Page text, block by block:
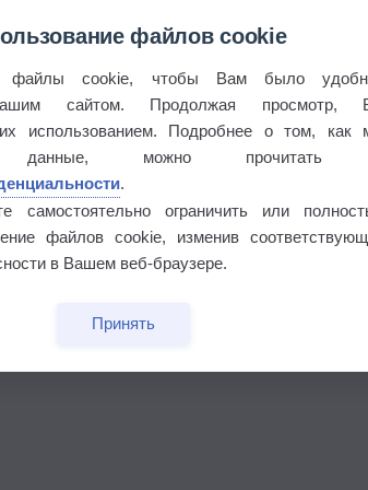
файлов cookie
файлы cookie, чтобы Вам было
сайтом. Продолжая просмотр,
использованием. Подробнее о том, как
данные, можно прочитать
.
самостоятельно ограничить или
файлов cookie, изменив
в Вашем веб-браузере.
Принять